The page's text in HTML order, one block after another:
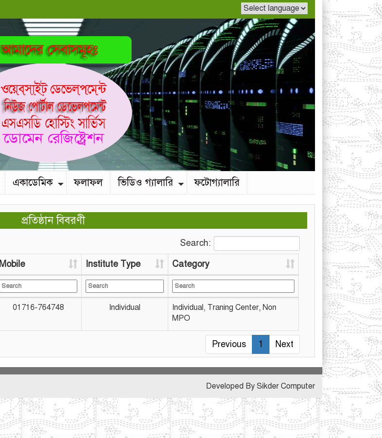
একাডেমিক ফলাফল ভিডিও গ্যালারি ফটোগ্যালারি
প্রতিষ্ঠান বিবরণী
Search:
Mobile Institute Type Category
01716-764748 Individual
Individual, Traning Center, Non
MPO
Previous 1 Next
Developed By Sikder Computer